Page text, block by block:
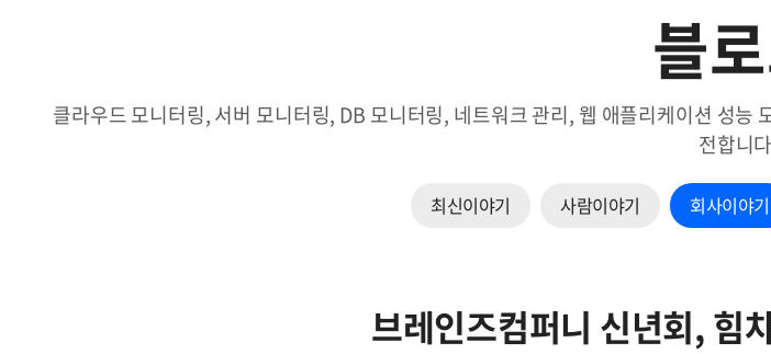
블
클라우드 모니터링, 서버 모니터링, DB 모니터링, 네트워크 관리, 웹 애플리케이션 성
전합니
최신이야기 사람이야기 회사이야기
브레인즈컴퍼니 신년회, 힘